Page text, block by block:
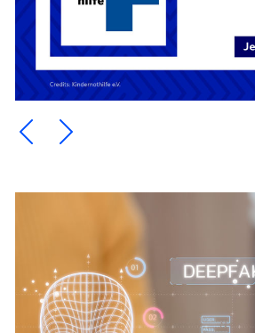
Ein Element zurück blättern
Ein Element weiter blättern